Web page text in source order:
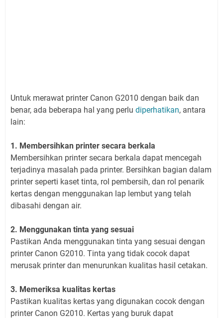
Untuk merawat printer Canon G2010 dengan baik dan
benar, ada beberapa hal yang perlu diperhatikan, antara
lain:
1. Membersihkan printer secara berkala
Membersihkan printer secara berkala dapat mencegah
terjadinya masalah pada printer. Bersihkan bagian dalam
printer seperti kaset tinta, rol pembersih, dan rol penarik
kertas dengan menggunakan lap lembut yang telah
dibasahi dengan air.
2. Menggunakan tinta yang sesuai
Pastikan Anda menggunakan tinta yang sesuai dengan
printer Canon G2010. Tinta yang tidak cocok dapat
merusak printer dan menurunkan kualitas hasil cetakan.
3. Memeriksa kualitas kertas
Pastikan kualitas kertas yang digunakan cocok dengan
printer Canon G2010. Kertas yang buruk dapat